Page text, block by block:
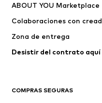
ABOUT YOU Marketplace
Colaboraciones con
Zona de entrega
Desistir del contrato aquí
COMPRAS SEGURAS